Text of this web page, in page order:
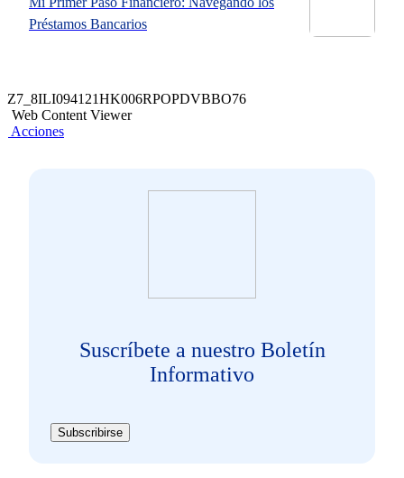
Préstamos Bancarios
Z7_8ILI094121HK006RPOPDVBBO76
Web Content Viewer
Acciones
Suscríbete a nuestro Boletín
Informativo
Subscribirse